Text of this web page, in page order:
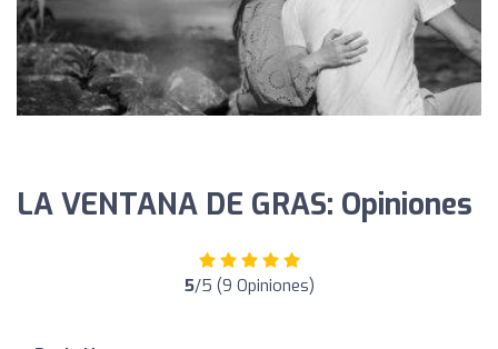
LA VENTANA DE GRAS: Opiniones
5/5 (9 Opiniones)